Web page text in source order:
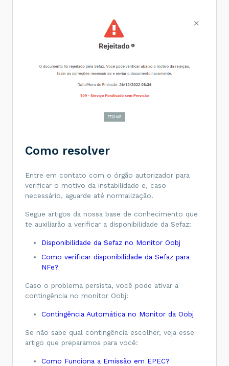
Como resolver
Entre em contato com o órgão autorizador para
verificar o motivo da instabilidade e, caso
necessário, aguarde até normalização.
Segue artigos da nossa base de conhecimento que
te auxiliarão a verificar a disponibilidade da Sefaz:
Disponibilidade da Sefaz no Monitor Oobj
Como verificar disponibilidade da Sefaz para
NFe?
Caso o problema persista, você pode ativar a
contingência no monitor Oobj:
Contingência Automática no Monitor da Oobj
Se não sabe qual contingência escolher, veja esse
artigo que preparamos para você:
Como Funciona a Emissão em EPEC?